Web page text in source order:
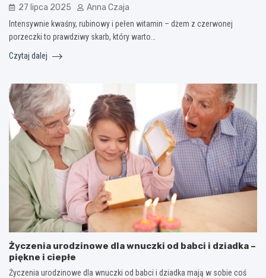
27 lipca 2025 Anna Czaja
Intensywnie kwaśny, rubinowy i pełen witamin – dżem z czerwonej
porzeczki to prawdziwy skarb, który warto…
Czytaj dalej
Życzenia urodzinowe dla wnuczki od babci i dziadka –
piękne i ciepłe
Życzenia urodzinowe dla wnuczki od babci i dziadka mają w sobie coś